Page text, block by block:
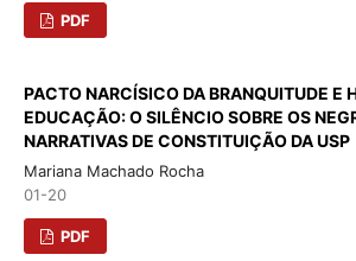
PDF
PACTO NARCÍSICO DA BRANQUITUDE E
EDUCAÇÃO: O SILÊNCIO SOBRE OS
NARRATIVAS DE CONSTITUIÇÃO DA USP
Mariana Machado Rocha
01-20
PDF